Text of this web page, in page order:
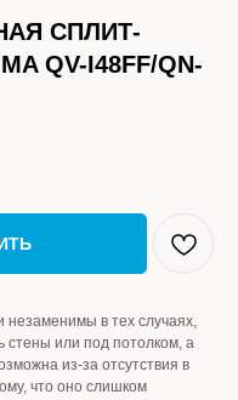
СПЛИТ-
QV-I48FF/QN-
незаменимы в тех случаях,
стены или под потолком, а
из-за отсутствия в
что оно слишком